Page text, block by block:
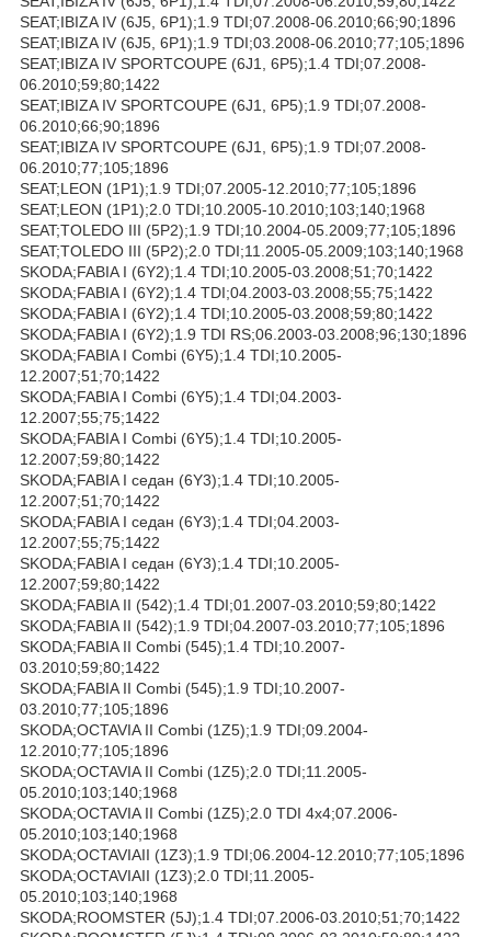
SEAT;IBIZA IV (6J5, 6P1);1.9 TDI;07.2008-06.2010;66;90;1896
SEAT;IBIZA IV (6J5, 6P1);1.9 TDI;03.2008-06.2010;77;105;1896
SEAT;IBIZA IV SPORTCOUPE (6J1, 6P5);1.4 TDI;07.2008-
06.2010;59;80;1422
SEAT;IBIZA IV SPORTCOUPE (6J1, 6P5);1.9 TDI;07.2008-
06.2010;66;90;1896
SEAT;IBIZA IV SPORTCOUPE (6J1, 6P5);1.9 TDI;07.2008-
06.2010;77;105;1896
SEAT;LEON (1P1);1.9 TDI;07.2005-12.2010;77;105;1896
SEAT;LEON (1P1);2.0 TDI;10.2005-10.2010;103;140;1968
SEAT;TOLEDO III (5P2);1.9 TDI;10.2004-05.2009;77;105;1896
SEAT;TOLEDO III (5P2);2.0 TDI;11.2005-05.2009;103;140;1968
SKODA;FABIA I (6Y2);1.4 TDI;10.2005-03.2008;51;70;1422
SKODA;FABIA I (6Y2);1.4 TDI;04.2003-03.2008;55;75;1422
SKODA;FABIA I (6Y2);1.4 TDI;10.2005-03.2008;59;80;1422
SKODA;FABIA I (6Y2);1.9 TDI RS;06.2003-03.2008;96;130;1896
SKODA;FABIA I Combi (6Y5);1.4 TDI;10.2005-
12.2007;51;70;1422
SKODA;FABIA I Combi (6Y5);1.4 TDI;04.2003-
12.2007;55;75;1422
SKODA;FABIA I Combi (6Y5);1.4 TDI;10.2005-
12.2007;59;80;1422
SKODA;FABIA I седан (6Y3);1.4 TDI;10.2005-
12.2007;51;70;1422
SKODA;FABIA I седан (6Y3);1.4 TDI;04.2003-
12.2007;55;75;1422
SKODA;FABIA I седан (6Y3);1.4 TDI;10.2005-
12.2007;59;80;1422
SKODA;FABIA II (542);1.4 TDI;01.2007-03.2010;59;80;1422
SKODA;FABIA II (542);1.9 TDI;04.2007-03.2010;77;105;1896
SKODA;FABIA II Combi (545);1.4 TDI;10.2007-
03.2010;59;80;1422
SKODA;FABIA II Combi (545);1.9 TDI;10.2007-
03.2010;77;105;1896
SKODA;OCTAVIA II Combi (1Z5);1.9 TDI;09.2004-
12.2010;77;105;1896
SKODA;OCTAVIA II Combi (1Z5);2.0 TDI;11.2005-
05.2010;103;140;1968
SKODA;OCTAVIA II Combi (1Z5);2.0 TDI 4x4;07.2006-
05.2010;103;140;1968
SKODA;OCTAVIAII (1Z3);1.9 TDI;06.2004-12.2010;77;105;1896
SKODA;OCTAVIAII (1Z3);2.0 TDI;11.2005-
05.2010;103;140;1968
SKODA;ROOMSTER (5J);1.4 TDI;07.2006-03.2010;51;70;1422